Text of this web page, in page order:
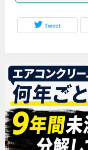
Tweet